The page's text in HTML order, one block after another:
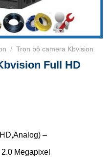
/ Trọn bộ camera Kbvision
Full HD
–
Megapixel